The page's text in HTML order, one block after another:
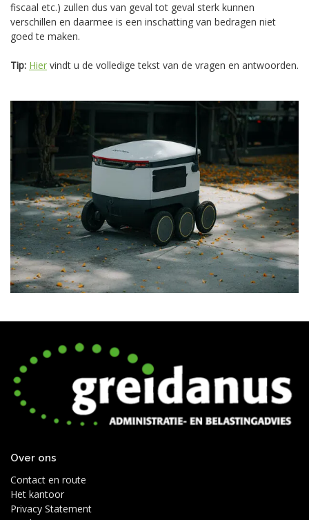
fiscaal etc.) zullen dus van geval tot geval sterk kunnen
verschillen en daarmee is een inschatting van bedragen niet
goed te maken.
Tip: Hier vindt u de volledige tekst van de vragen en antwoorden.
Over ons
Contact en route
Het kantoor
Privacy Statement